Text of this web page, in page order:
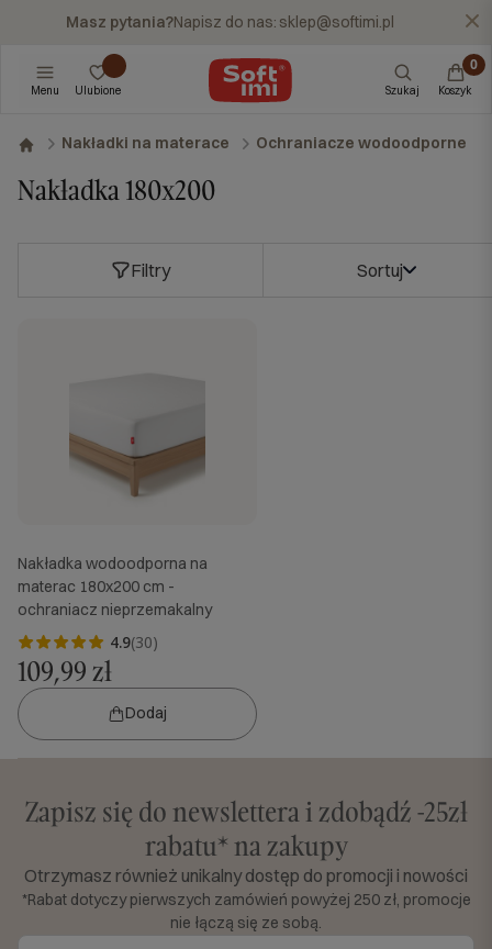
Masz pytania?Napisz do nas: sklep@softimi.pl X
Menu Ulubione Szukaj Koszyk
Nakładki na materace Ochraniacze wodoodporne
Nakładka 180x200
Sortuj
Filtry
Nakładka wodoodporna na
materac 180x200 cm -
ochraniacz nieprzemakalny
4.9(30)
109,99 zł
Dodaj
Zapisz się do newslettera i zdobądź -25zł
rabatu* na zakupy
Otrzymasz również unikalny dostęp do promocji i nowości
*Rabat dotyczy pierwszych zamówień powyżej 250 zł, promocje
nie łączą się ze sobą.